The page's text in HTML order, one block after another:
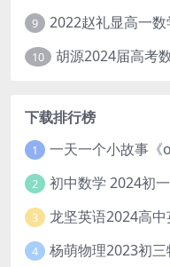
9
10
下载排行榜
1
2
3 龙坚英语2024高
4